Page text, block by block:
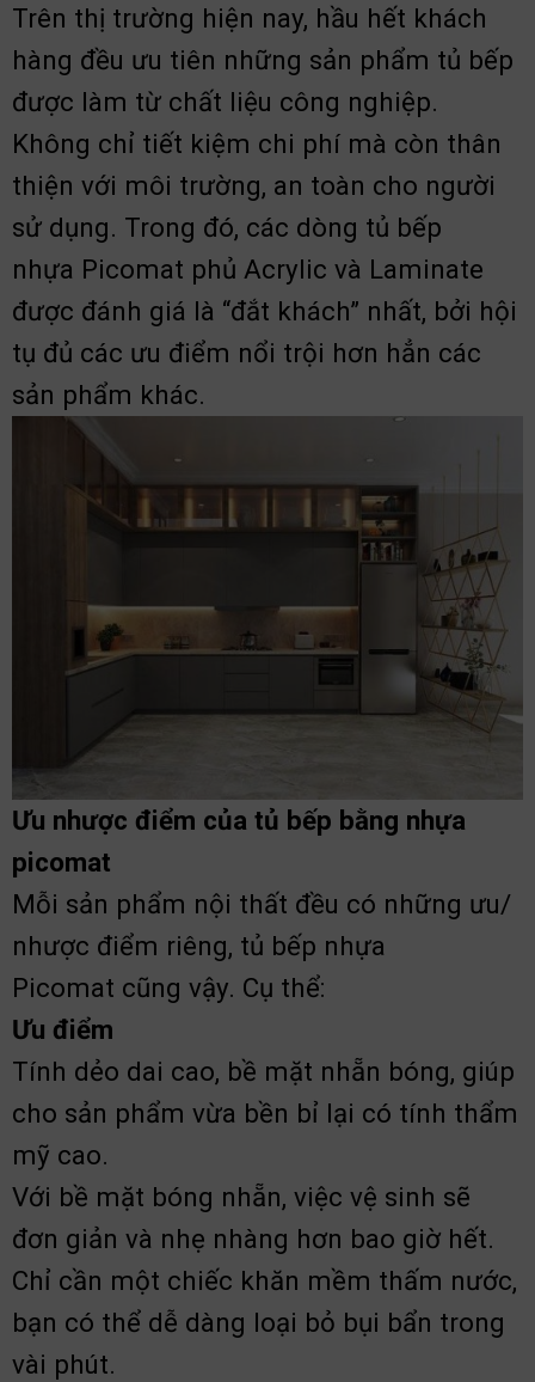
Trên thị trường hiện nay, hầu hết khách
hàng đều ưu tiên những sản phẩm tủ bếp
được làm từ chất liệu công nghiệp.
Không chỉ tiết kiệm chi phí mà còn thân
thiện với môi trường, an toàn cho người
sử dụng. Trong đó, các dòng tủ bếp
nhựa Picomat phủ Acrylic và Laminate
được đánh giá là “đắt khách” nhất, bởi hội
tụ đủ các ưu điểm nổi trội hơn hẳn các
sản phẩm khác.
Ưu nhược điểm của tủ bếp bằng nhựa
picomat
Mỗi sản phẩm nội thất đều có những ưu/
nhược điểm riêng, tủ bếp nhựa
Picomat cũng vậy. Cụ thể:
Ưu điểm
Tính dẻo dai cao, bề mặt nhẵn bóng, giúp
cho sản phẩm vừa bền bỉ lại có tính thẩm
mỹ cao.
Với bề mặt bóng nhẵn, việc vệ sinh sẽ
đơn giản và nhẹ nhàng hơn bao giờ hết.
Chỉ cần một chiếc khăn mềm thấm nước,
bạn có thể dễ dàng loại bỏ bụi bẩn trong
vài phút.